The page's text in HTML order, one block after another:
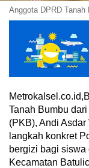
Anggota DPRD
Tanah Bumbu
(PKB), Andi
langkah konkret
bergizi bagi siswa
Kecamatan